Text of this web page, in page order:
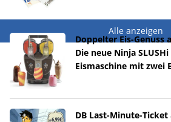
Alle anzeigen
Doppelter Eis-Genuss
Die neue Ninja
Eismaschine mit zwei
DB Last-Minute-Ticket